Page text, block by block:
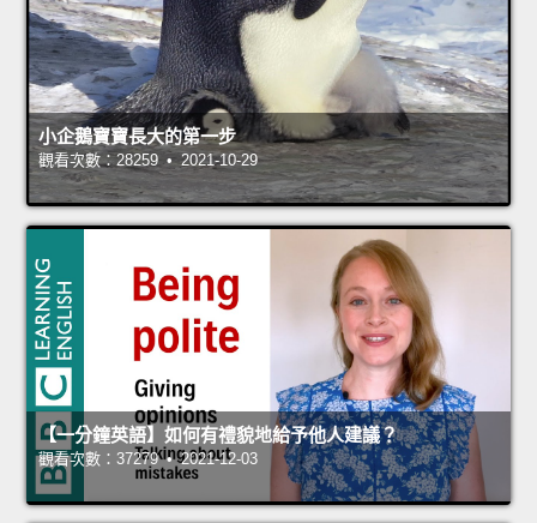
小企鵝寶寶長大的第一步
觀看次數：28259 • 2021-10-29
【一分鐘英語】如何有禮貌地給予他人建議？
觀看次數：37279 • 2021-12-03